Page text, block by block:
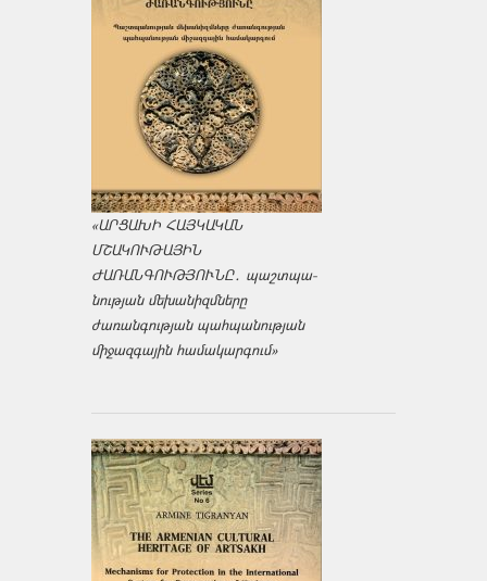
«ԱՐՑԱԽԻ ՀԱՅԿԱԿԱՆ
ՄՇԱԿՈՒԹԱՅԻՆ
ԺԱՌԱՆԳՈՒԹՅՈՒՆԸ․ պաշտպա­
նության մեխանիզմները
ժառանգության պահպանության
միջազ­գային համակարգում»